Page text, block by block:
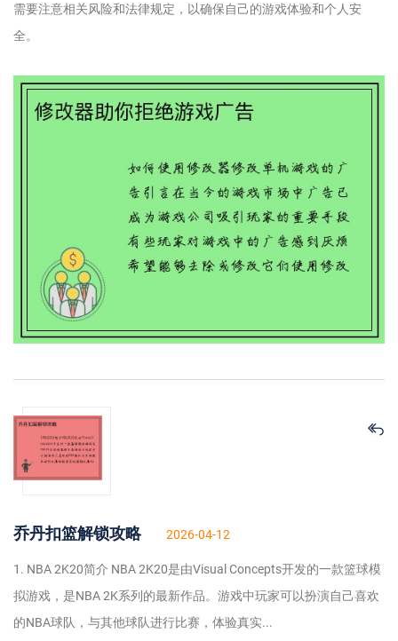
需要注意相关风险和法律规定，以确保自己的游戏体验和个人安
全。
乔丹扣篮解锁攻略 2026-04-12
1. NBA 2K20简介 NBA 2K20是由Visual Concepts开发的一款篮球模
拟游戏，是NBA 2K系列的最新作品。游戏中玩家可以扮演自己喜欢
的NBA球队，与其他球队进行比赛，体验真实...